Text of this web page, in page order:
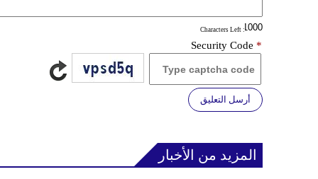
: Characters Left
Security Code *
أرسل التعليق
المزيد من الأخبار